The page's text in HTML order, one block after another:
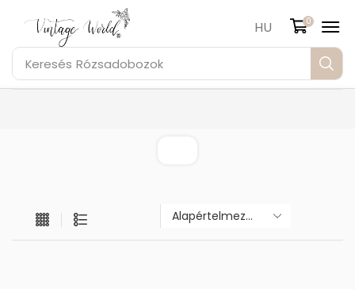
Keresés Rózsadobozok
HU 0